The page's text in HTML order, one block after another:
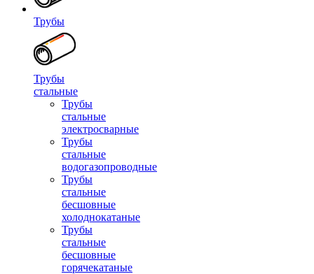
Трубы
Трубы
стальные
Трубы
стальные
электросварные
Трубы
стальные
водогазопроводные
Трубы
стальные
бесшовные
холоднокатаные
Трубы
стальные
бесшовные
горячекатаные